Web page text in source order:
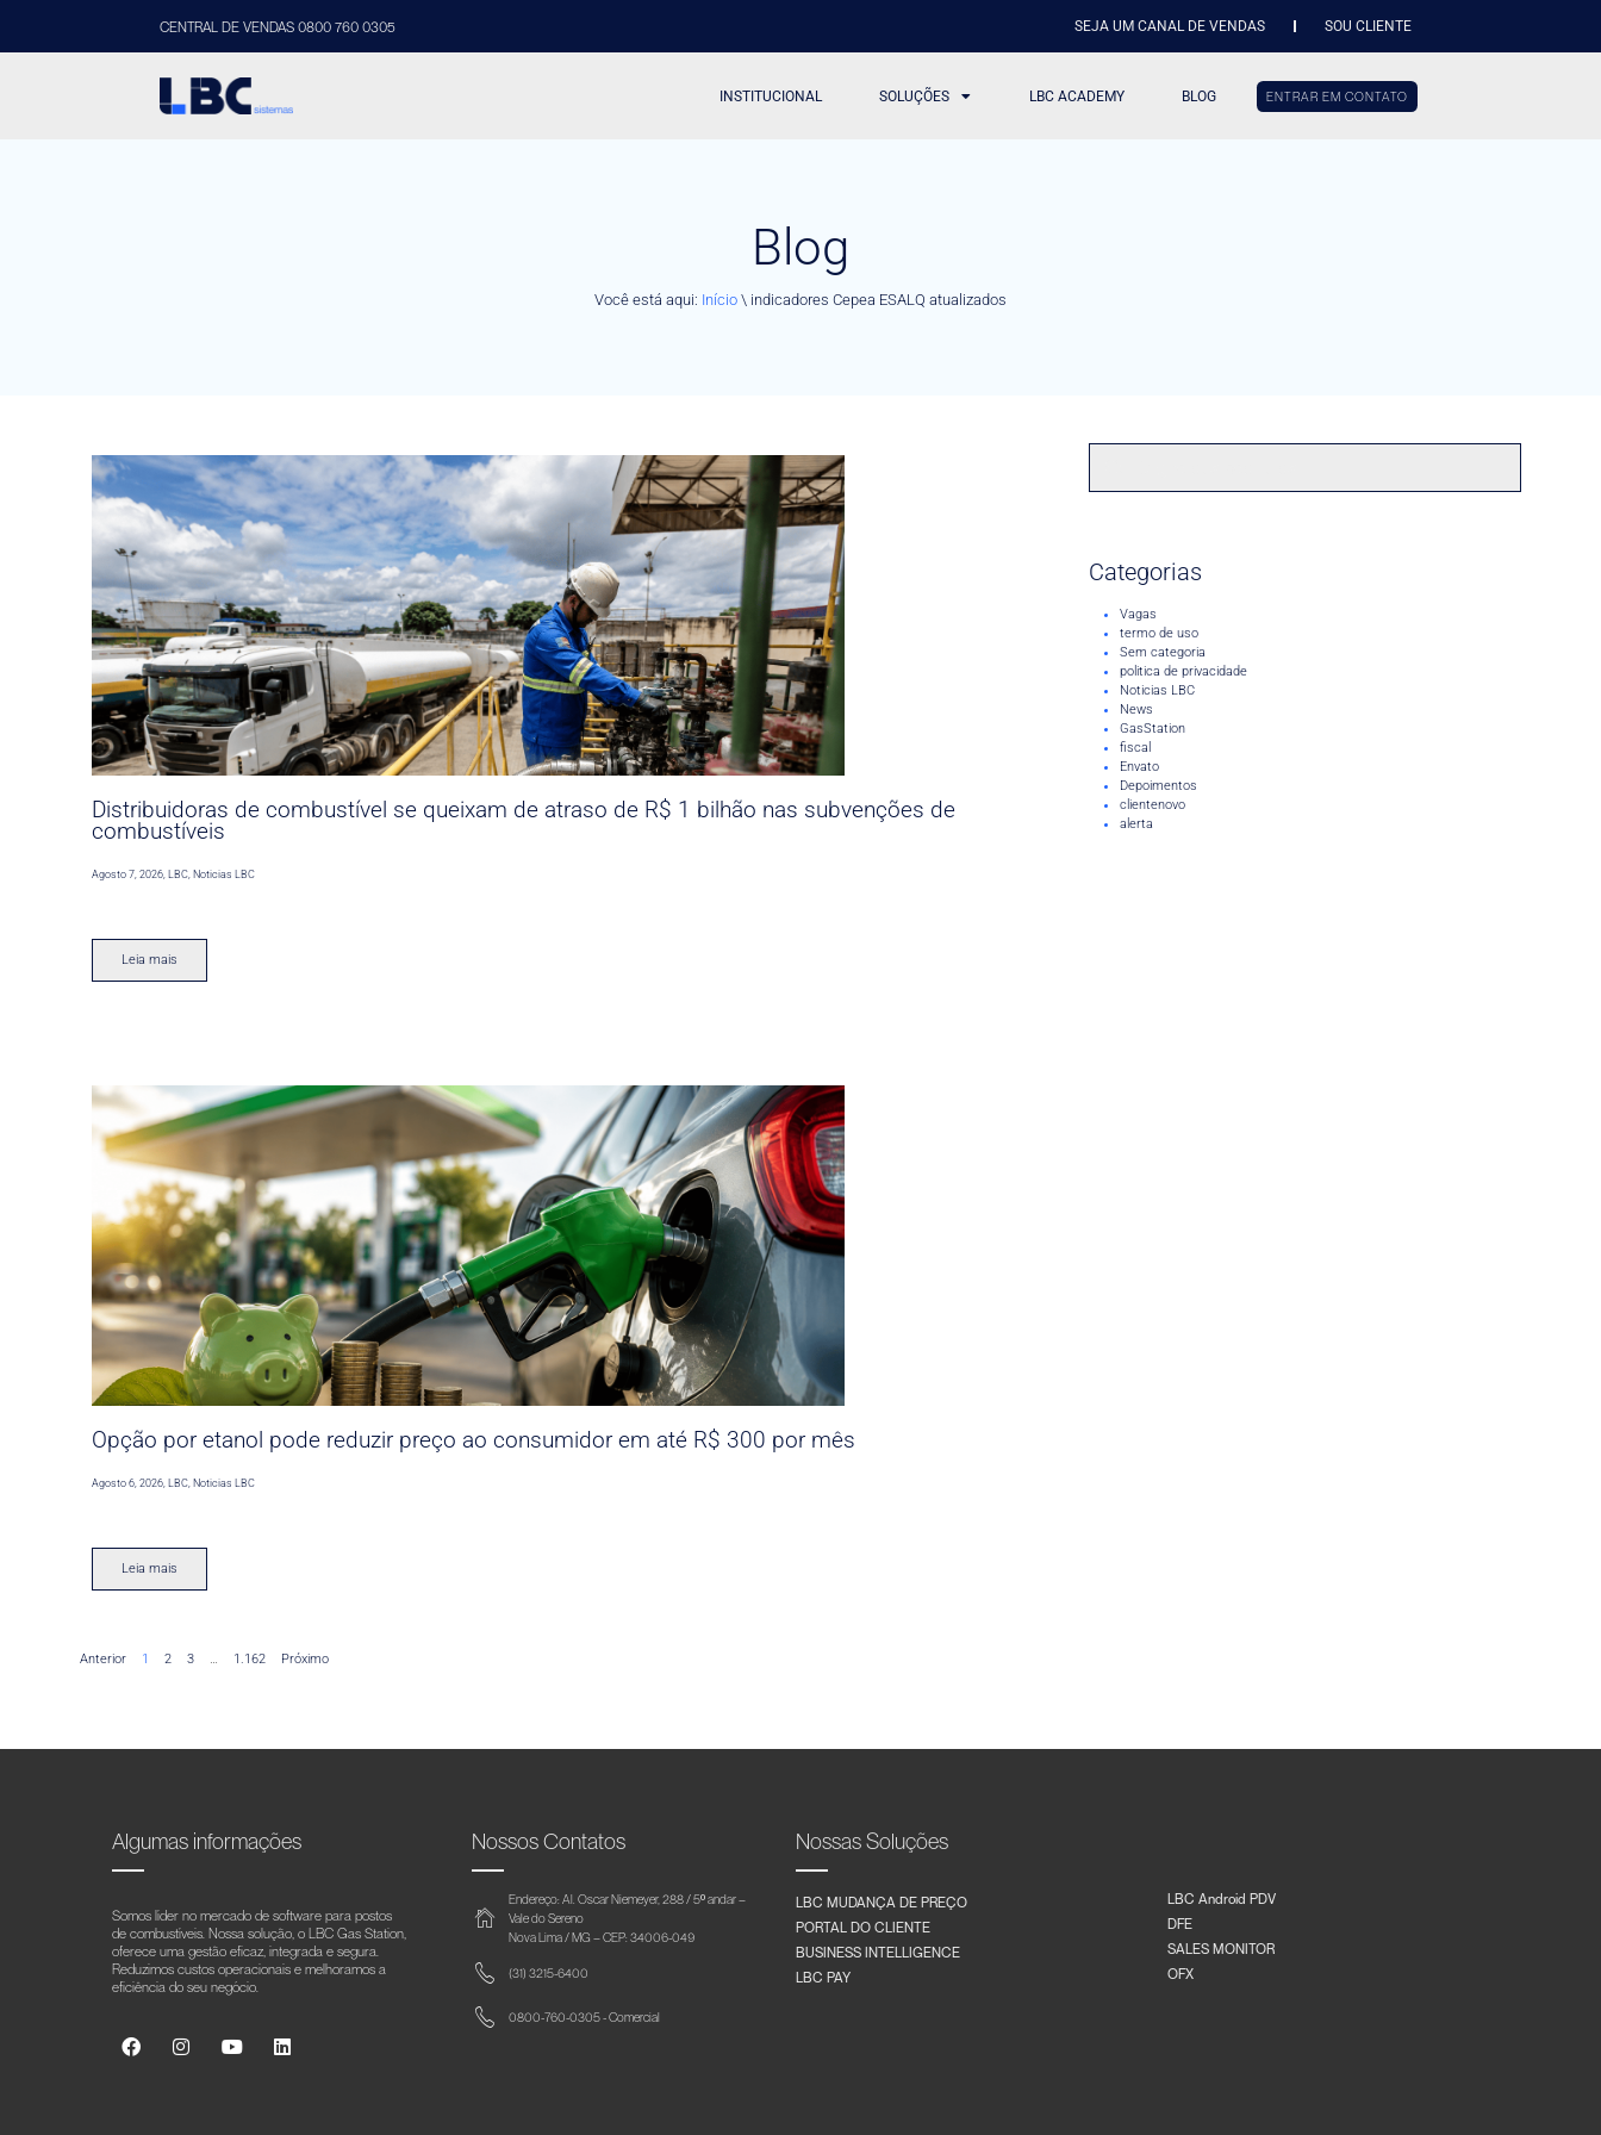
CENTRAL DE VENDAS 0800 760 0305 SEJA UM CANAL DE VENDAS SOU CLIENTE
INSTITUCIONAL SOLUÇÕES LBC ACADEMY BLOG ENTRAR EM CONTATO
Blog
Você está aqui: Início \ indicadores Cepea ESALQ atualizados
Distribuidoras de combustível se queixam de atraso de R$ 1 bilhão nas subvenções de
combustíveis
Agosto 7, 2026,LBC,Noticias LBC
Leia mais
Opção por etanol pode reduzir preço ao consumidor em até R$ 300 por mês
Agosto 6, 2026 ,LBC Noticias LBC
Leia mais
Anterior 1 2 3 … 1.162 Próximo
Categorias
Vagas
termo de uso
Sem categoria
politica de privacidade
Noticias LBC
News
GasStation
fiscal
Envato
Depoimentos
clientenovo
alerta
Algumas informações
Somos líder no mercado de software para postos
de combustíveis. Nossa solução, o LBC Gas Station,
oferece uma gestão eficaz, integrada e segura.
Reduzimos custos operacionais e melhoramos a
eficiência do seu negócio.
Nossos Contatos
Endereço: Al. Oscar Niemeyer, 288 / 5º andar –
Vale do Sereno
Nova Lima / MG – CEP: 34006-049
(31) 3215-6400
0800-760-0305 - Comercial
Nossas Soluções
LBC MUDANÇA DE PREÇO
PORTAL DO CLIENTE
BUSINESS INTELLIGENCE
LBC PAY
LBC Android PDV
DFE
SALES MONITOR
OFX